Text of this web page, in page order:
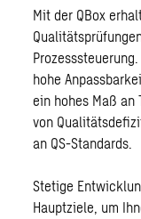
Mit der QBox
hohe
ein hohes Maß an
von
an QS-Standards.
Stetige
Hauptziele, um